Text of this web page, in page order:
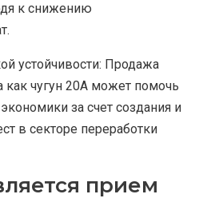
к снижению
устойчивости: Продажа
как чугун 20A может помочь
за счет создания и
в секторе переработки
прием